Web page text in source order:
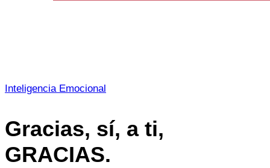
Inteligencia Emocional
Gracias, sí, a ti,
GRACIAS.